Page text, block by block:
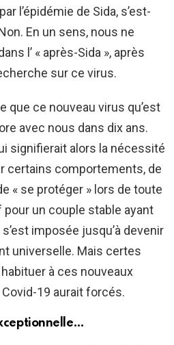
l’épidémie de Sida, s’est-
En un sens, nous ne
l’ « après-Sida », après
sur ce virus.
que ce nouveau virus qu’est
avec nous dans dix ans.
signifierait alors la nécessité
certains comportements, de
« se protéger » lors de toute
un couple stable ayant
imposée jusqu’à devenir
universelle. Mais certes
à ces nouveaux
19 aurait forcés.